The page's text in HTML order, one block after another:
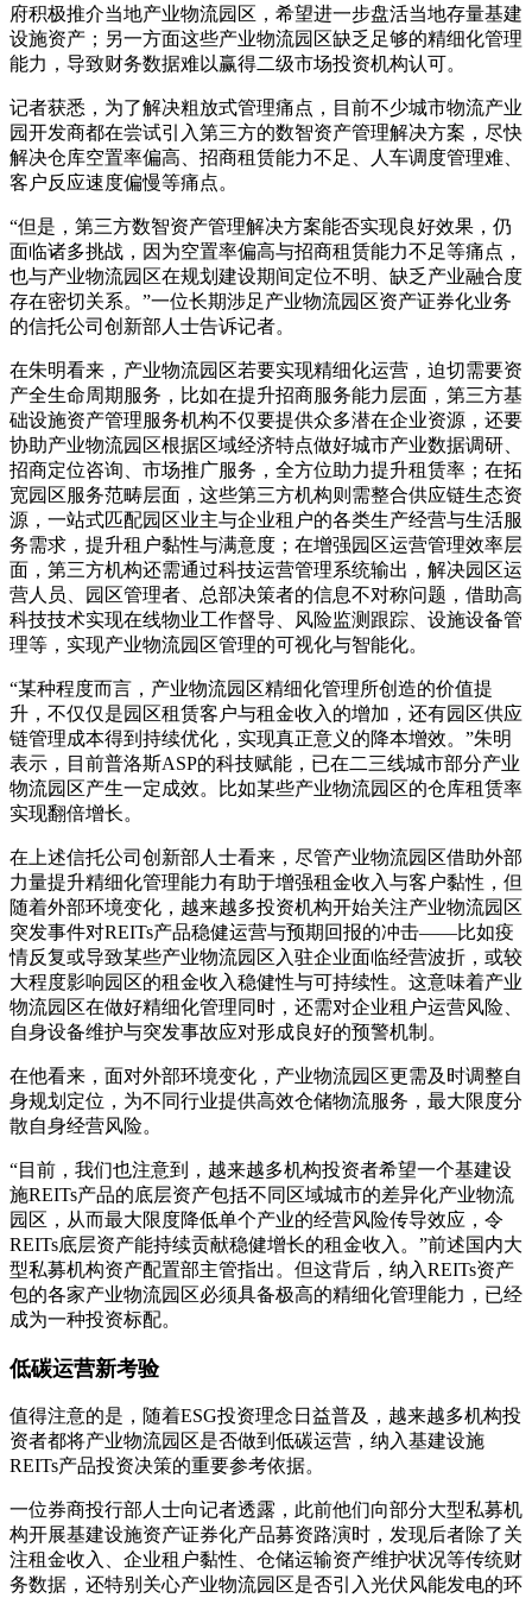
府积极推介当地产业物流园区，希望进一步盘活当地存量基建
设施资产；另一方面这些产业物流园区缺乏足够的精细化管理
能力，导致财务数据难以赢得二级市场投资机构认可。
记者获悉，为了解决粗放式管理痛点，目前不少城市物流产业
园开发商都在尝试引入第三方的数智资产管理解决方案，尽快
解决仓库空置率偏高、招商租赁能力不足、人车调度管理难、
客户反应速度偏慢等痛点。
“但是，第三方数智资产管理解决方案能否实现良好效果，仍
面临诸多挑战，因为空置率偏高与招商租赁能力不足等痛点，
也与产业物流园区在规划建设期间定位不明、缺乏产业融合度
存在密切关系。”一位长期涉足产业物流园区资产证券化业务
的信托公司创新部人士告诉记者。
在朱明看来，产业物流园区若要实现精细化运营，迫切需要资
产全生命周期服务，比如在提升招商服务能力层面，第三方基
础设施资产管理服务机构不仅要提供众多潜在企业资源，还要
协助产业物流园区根据区域经济特点做好城市产业数据调研、
招商定位咨询、市场推广服务，全方位助力提升租赁率；在拓
宽园区服务范畴层面，这些第三方机构则需整合供应链生态资
源，一站式匹配园区业主与企业租户的各类生产经营与生活服
务需求，提升租户黏性与满意度；在增强园区运营管理效率层
面，第三方机构还需通过科技运营管理系统输出，解决园区运
营人员、园区管理者、总部决策者的信息不对称问题，借助高
科技技术实现在线物业工作督导、风险监测跟踪、设施设备管
理等，实现产业物流园区管理的可视化与智能化。
“某种程度而言，产业物流园区精细化管理所创造的价值提
升，不仅仅是园区租赁客户与租金收入的增加，还有园区供应
链管理成本得到持续优化，实现真正意义的降本增效。”朱明
表示，目前普洛斯ASP的科技赋能，已在二三线城市部分产业
物流园区产生一定成效。比如某些产业物流园区的仓库租赁率
实现翻倍增长。
在上述信托公司创新部人士看来，尽管产业物流园区借助外部
力量提升精细化管理能力有助于增强租金收入与客户黏性，但
随着外部环境变化，越来越多投资机构开始关注产业物流园区
突发事件对REITs产品稳健运营与预期回报的冲击——比如疫
情反复或导致某些产业物流园区入驻企业面临经营波折，或较
大程度影响园区的租金收入稳健性与可持续性。这意味着产业
物流园区在做好精细化管理同时，还需对企业租户运营风险、
自身设备维护与突发事故应对形成良好的预警机制。
在他看来，面对外部环境变化，产业物流园区更需及时调整自
身规划定位，为不同行业提供高效仓储物流服务，最大限度分
散自身经营风险。
“目前，我们也注意到，越来越多机构投资者希望一个基建设
施REITs产品的底层资产包括不同区域城市的差异化产业物流
园区，从而最大限度降低单个产业的经营风险传导效应，令
REITs底层资产能持续贡献稳健增长的租金收入。”前述国内大
型私募机构资产配置部主管指出。但这背后，纳入REITs资产
包的各家产业物流园区必须具备极高的精细化管理能力，已经
成为一种投资标配。
低碳运营新考验
值得注意的是，随着ESG投资理念日益普及，越来越多机构投
资者都将产业物流园区是否做到低碳运营，纳入基建设施
REITs产品投资决策的重要参考依据。
一位券商投行部人士向记者透露，此前他们向部分大型私募机
构开展基建设施资产证券化产品募资路演时，发现后者除了关
注租金收入、企业租户黏性、仓储运输资产维护状况等传统财
务数据，还特别关心产业物流园区是否引入光伏风能发电的环